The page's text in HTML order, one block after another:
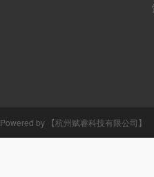
Powered by 【杭州赋睿科技有限公司】